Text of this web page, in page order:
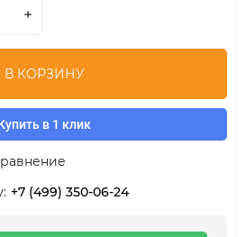
В КОРЗИНУ
в 1 клик
+7 (499) 350-06-24